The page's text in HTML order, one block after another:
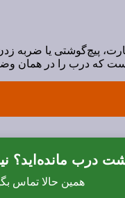
پیچ‌گوشتی یا
است که درب را در همان
درب مانده‌اید؟
همین حالا تماس